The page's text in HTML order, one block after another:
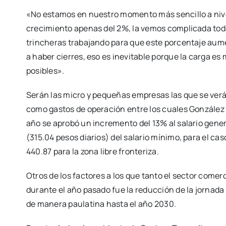
«No estamos en nuestro momento más sencillo a
crecimiento apenas del 2%, la vemos complicada
trincheras trabajando para que este porcentaje
a haber cierres, eso es inevitable porque la carga
posibles».
Serán las micro y pequeñas empresas las que se
como gastos de operación entre los cuales
año se aprobó un incremento del 13% al salario
(315.04 pesos diarios) del salario mínimo, para el
440.87 para la zona libre fronteriza.
Otros de los factores a los que tanto el sector
durante el año pasado fue la reducción de la
de manera paulatina hasta el año 2030.